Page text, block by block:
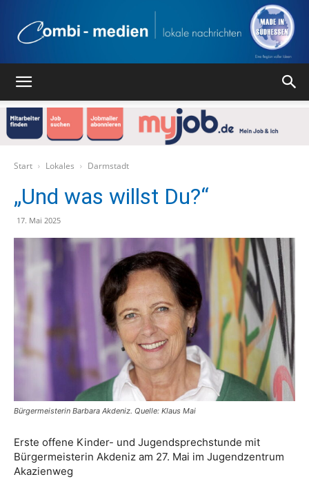
Start Lokales Darmstadt
„Und was willst Du?“
17. Mai 2025
Bürgermeisterin Barbara Akdeniz. Quelle: Klaus Mai
Erste offene Kinder- und Jugendsprechstunde mit
Bürgermeisterin Akdeniz am 27. Mai im Jugendzentrum
Akazienweg